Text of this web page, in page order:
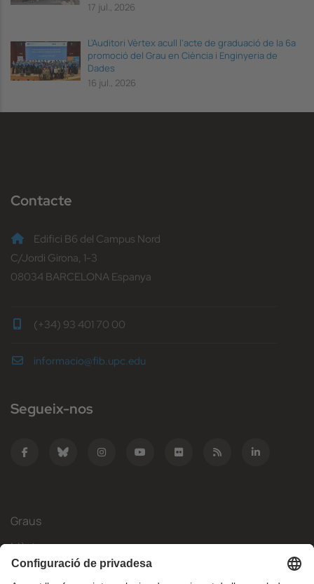
17 jul., 2026
L’Auditori Vèrtex acull l’acte de graduació de la 6a
promoció del Grau en Ciència i Enginyeria de
Dades
16 jul., 2026
Contacte
Edifici B6 del Campus Nord
C/Jordi Girona, 1-3
08034 BARCELONA Espanya
(+34) 93 401 70 00
informacio@fib.upc.edu
Segueix-nos
Graus
Màsters
Mobilitat Internacional